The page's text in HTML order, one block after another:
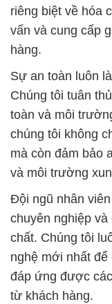
riêng biệt về hóa
vấn và cung cấp
hàng.
Sự an toàn luôn
Chúng tôi tuân
toàn và môi
chúng tôi không
mà còn đảm bảo
và môi trường
Đội ngũ nhân
chuyên nghiệp
chất. Chúng tôi
nghệ mới nhất để
đáp ứng được
từ khách hàng.